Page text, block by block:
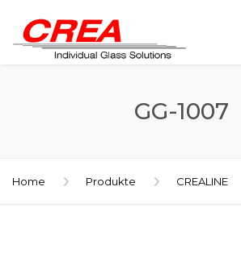
GG-1007
Home Produkte CREALINE